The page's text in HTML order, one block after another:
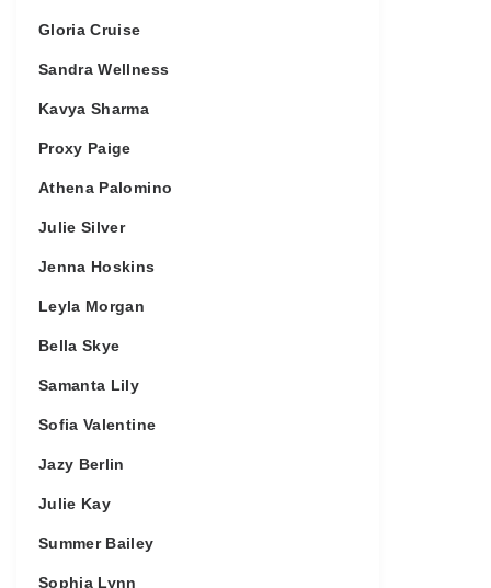
Gloria Cruise
Sandra Wellness
Kavya Sharma
Proxy Paige
Athena Palomino
Julie Silver
Jenna Hoskins
Leyla Morgan
Bella Skye
Samanta Lily
Sofia Valentine
Jazy Berlin
Julie Kay
Summer Bailey
Sophia Lynn